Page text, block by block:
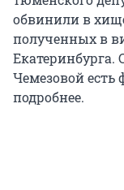
обвинили в
полученных в
Екатеринбурга.
Чемезовой
подробнее.